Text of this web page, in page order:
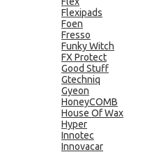
Flexipads
Foen
Fresso
Funky Witch
FX Protect
Good Stuff
Gtechniq
Gyeon
HoneyCOMB
House Of Wax
Hyper
Innotec
Innovacar